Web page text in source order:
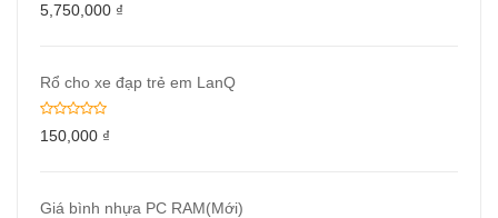
5,750,000 ₫
Rổ cho xe đạp trẻ em LanQ
150,000 ₫
Giá bình nhựa PC RAM(Mới)